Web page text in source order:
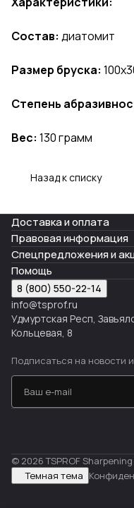
Состав: диатомит
Размер бруска:
Степень
Вес: 130 грамм
Назад к списку
Доставка и оплата
Правовая информация
Спецпредложения и
Помощь
8 (800) 550-22-14
info@tsprof.ru
Удмуртская Респ,
Кольцевая, 8
Подписаться на новости
© 2026 TSPROF
Темная тема